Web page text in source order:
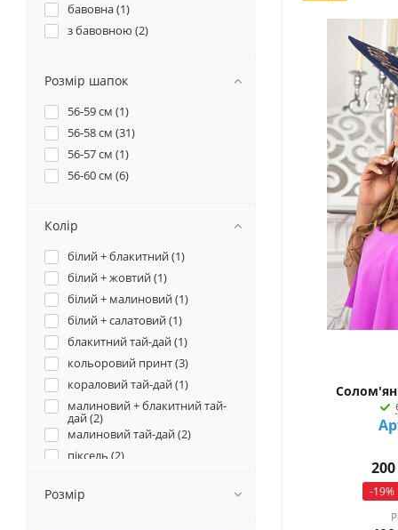
200
-19%
бавовна (1)
з бавовною (2)
Розмір шапок
56-59 см (1)
56-58 см (31)
56-57 см (1)
56-60 см (6)
Колір
білий + блакитний (1)
білий + жовтий (1)
білий + малиновий (1)
білий + салатовий (1)
блакитний тай-дай (1)
кольоровий принт (3)
кораловий тай-дай (1)
малиновий + блакитний тай-
дай (2)
малиновий тай-дай (2)
піксель (2)
сірий тай-дай (
Розмір